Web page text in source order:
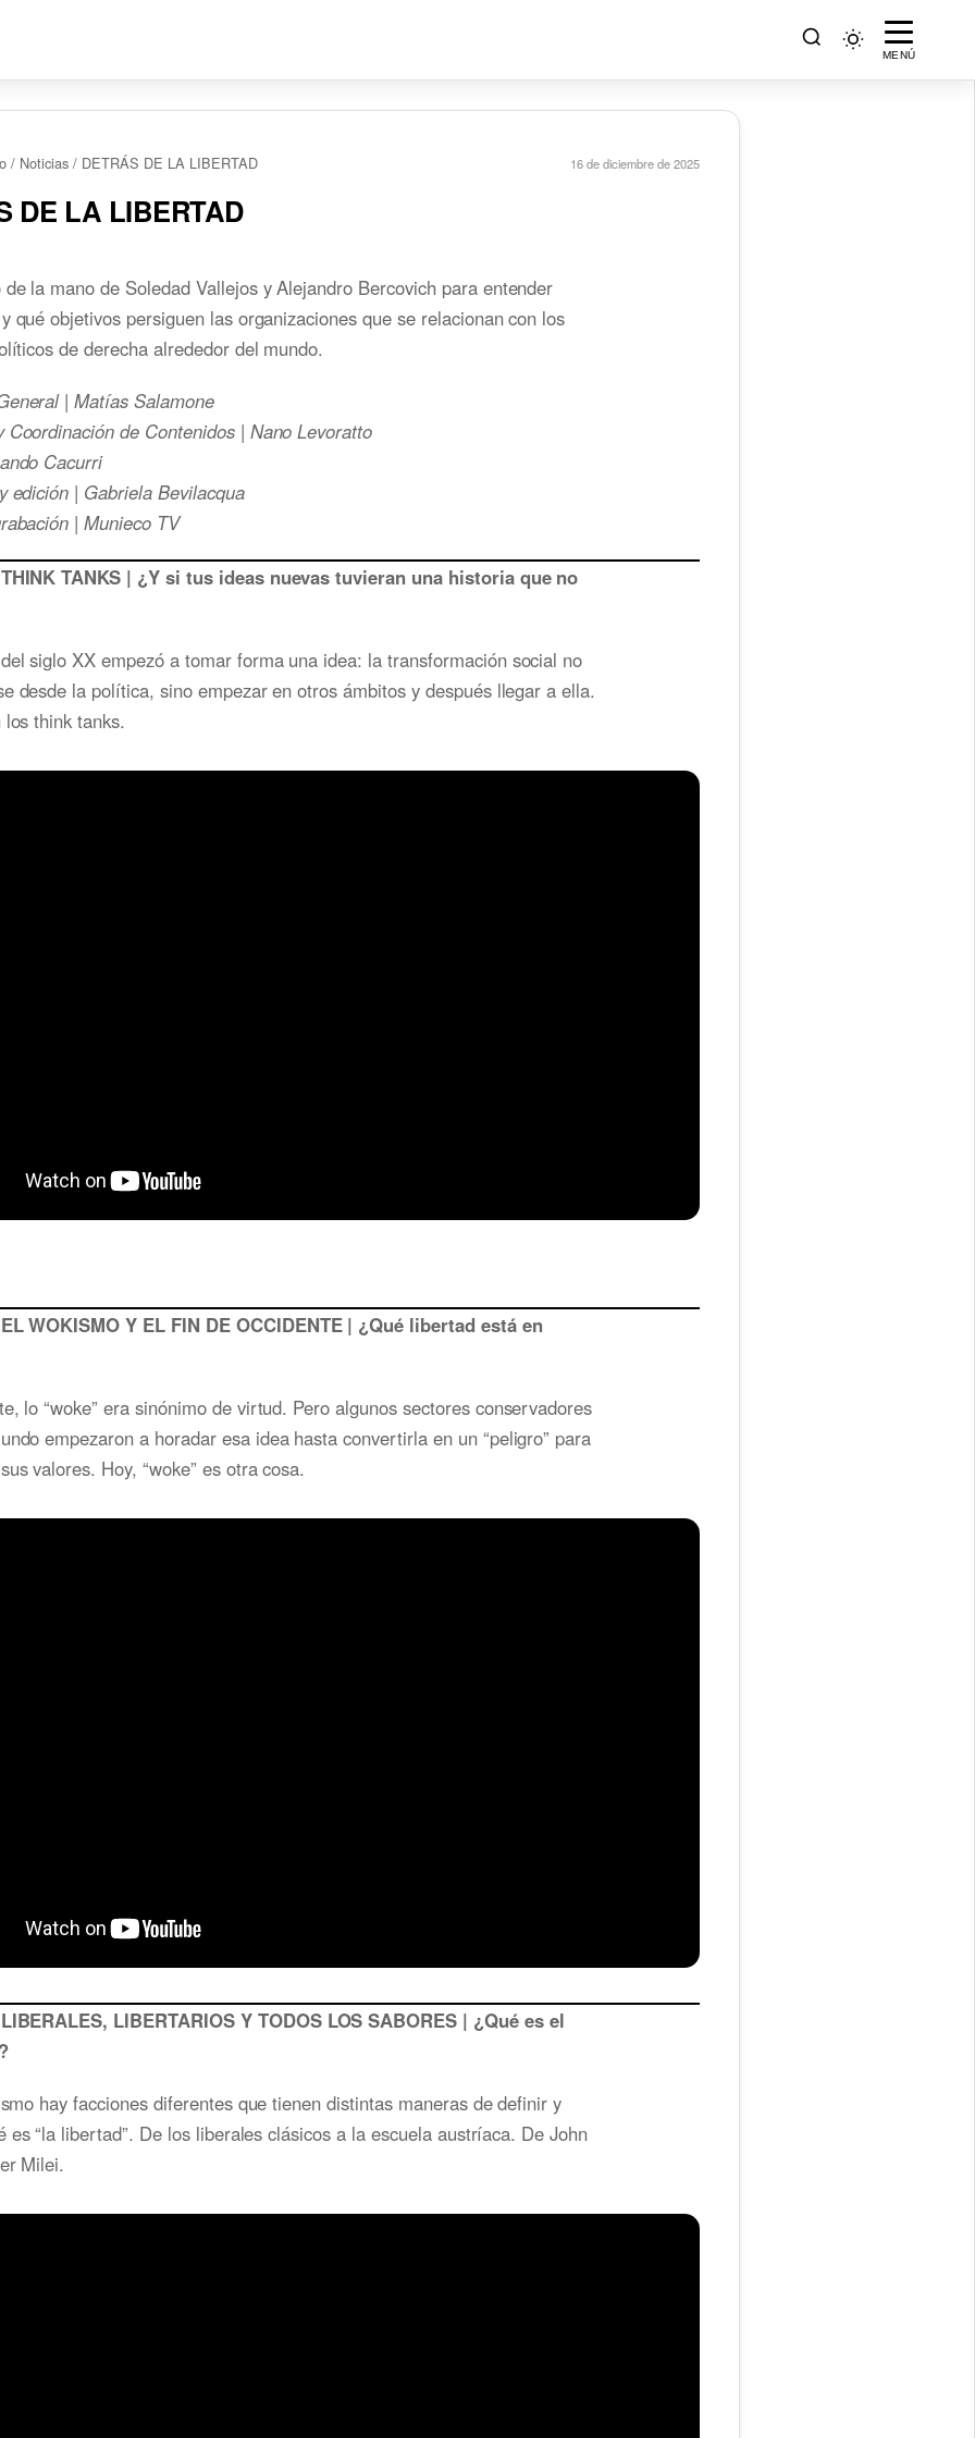
MENÚ
/ Noticias / DETRÁS DE LA LIBERTAD 16 de diciembre de 2025
DE LA LIBERTAD
la mano de Soledad Vallejos y Alejandro Bercovich para entender
qué objetivos persiguen las organizaciones que se relacionan con los
de derecha alrededor del mundo.
| Matías Salamone
Coordinación de Contenidos | Nano Levoratto
Cacurri
edición | Gabriela Bevilacqua
| Munieco TV
TANKS | ¿Y si tus ideas nuevas tuvieran una historia que no
siglo XX empezó a tomar forma una idea: la transformación social no
desde la política, sino empezar en otros ámbitos y después llegar a ella.
think tanks.
WOKISMO Y EL FIN DE OCCIDENTE | ¿Qué libertad está en
lo “woke” era sinónimo de virtud. Pero algunos sectores conservadores
empezaron a horadar esa idea hasta convertirla en un “peligro” para
valores. Hoy, “woke” es otra cosa.
LIBERTARIOS Y TODOS LOS SABORES | ¿Qué es el
hay facciones diferentes que tienen distintas maneras de definir y
es “la libertad”. De los liberales clásicos a la escuela austríaca. De John
Milei.